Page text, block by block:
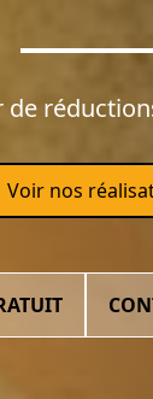
Voir nos